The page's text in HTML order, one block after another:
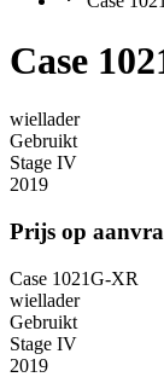
Case
wiellader
Gebruikt
Stage IV
2019
Prijs op
Case 1021G-XR
wiellader
Gebruikt
Stage IV
2019